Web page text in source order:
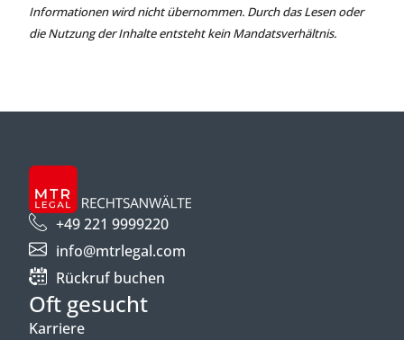
Informationen wird nicht übernommen. Durch das Lesen oder
die Nutzung der Inhalte entsteht kein Mandatsverhältnis.
+49 221 9999220
info@mtrlegal.com
Rückruf buchen
Oft gesucht
Karriere